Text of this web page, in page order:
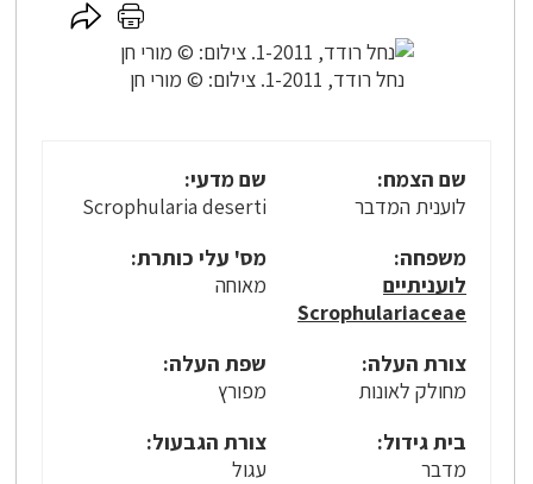
נחל רודד, 1-2011. צילום: © מורי חן
לחץ
לחץ
כאן
לשיתוף
שם הצמח:
לוענית המדבר
שם מדעי:
Scrophularia deserti
משפחה:
לועניתיים
Scrophulariaceae
מס' עלי כותרת:
מאוחה
צורת העלה:
מחולק לאונות
שפת העלה:
מפורץ
בית גידול:
מדבר
צורת הגבעול:
עגול